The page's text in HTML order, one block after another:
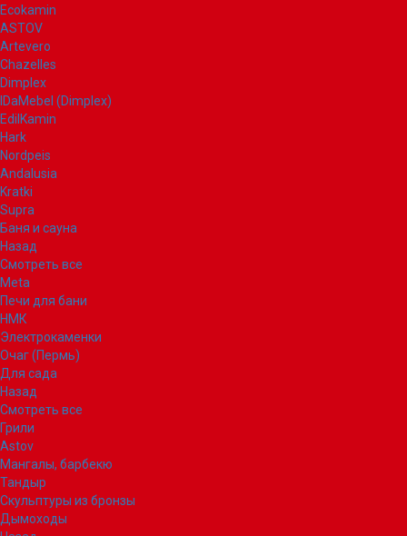
Ecokamin
ASTOV
Artevero
Chazelles
Dimplex
IDaMebel (Dimplex)
EdilKamin
Hark
Nordpeis
Andalusia
Kratki
Supra
Баня и сауна
Назад
Смотреть все
Meta
Печи для бани
НМК
Электрокаменки
Очаг (Пермь)
Для сада
Назад
Смотреть все
Грили
Astov
Мангалы, барбекю
Тандыр
Скульптуры из бронзы
Дымоходы